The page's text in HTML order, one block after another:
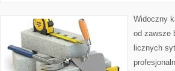
Widoczny
od zawsze
licznych